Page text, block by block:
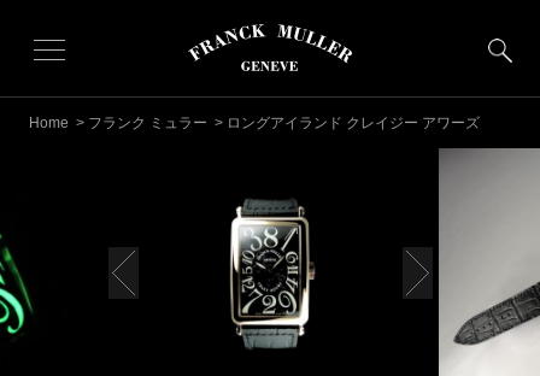
Home > フランク ミュラー > ロングアイランド クレイジー アワーズ